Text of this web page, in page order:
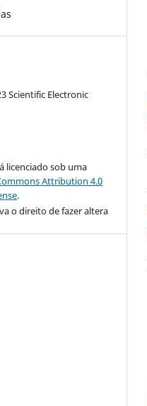
Scientific Electronic
licenciado sob uma
Attribution 4.0
.
o direito de fazer altera